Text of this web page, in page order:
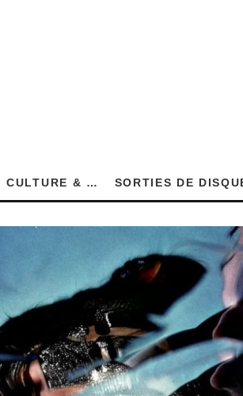
CULTURE & … SORTIES DE